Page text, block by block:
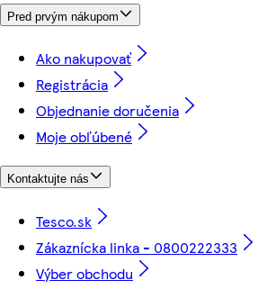
Pred prvým nákupom
Ako nakupovať
Registrácia
Objednanie doručenia
Moje obľúbené
Kontaktujte nás
Tesco.sk
Zákaznícka linka - 0800222333
Výber obchodu